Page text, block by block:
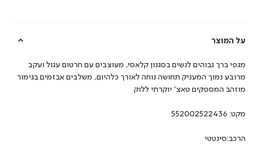
על המוצר
מגפי ברך גבוהים לנשים בסגנון קלאסי, מעוצבים עם חרטום עגול ועקב
מרובע נמוך המעניק תחושה נוחה לאורך כלהיום, משלבים אבזמים בגימור
מוזהב המספקים טאצ’ יוקרתי ללוק
מקט: 552002522436
הרכב:סינטטי